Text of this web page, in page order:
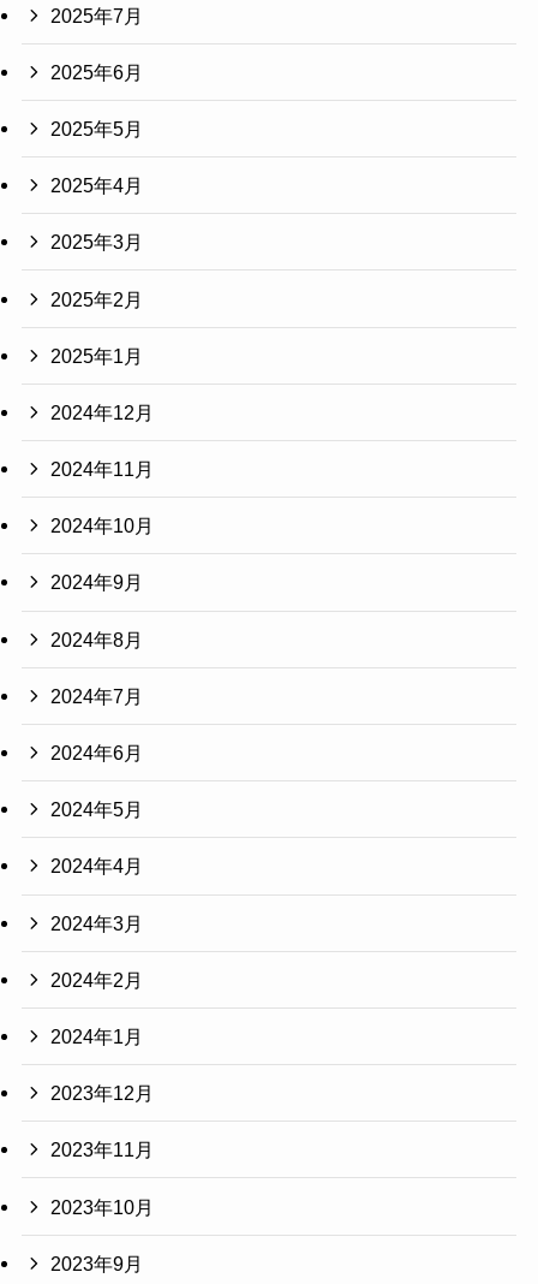
2025年7月
2025年6月
2025年5月
2025年4月
2025年3月
2025年2月
2025年1月
2024年12月
2024年11月
2024年10月
2024年9月
2024年8月
2024年7月
2024年6月
2024年5月
2024年4月
2024年3月
2024年2月
2024年1月
2023年12月
2023年11月
2023年10月
2023年9月